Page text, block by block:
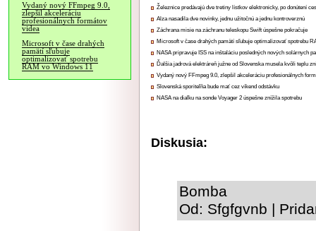
Vydaný nový FFmpeg 9.0,
zlepšil akceleráciu
profesionálnych formátov
videa
Microsoft v čase drahých
pamätí sľubuje
optimalizovať spotrebu
RAM vo Windows 11
Železnice predávajú dve tretiny lístkov elektronicky, po donútení
Alza nasadila dve novinky, jednu užitočnú a jednu kontroverznú
Záchrana misie na záchranu teleskopu Swift úspešne pokračuje
Microsoft v čase drahých pamätí sľubuje optimalizovať spotrebu
NASA pripravuje ISS na inštaláciu posledných nových solárnych
Ďalšia jadrová elektráreň južne od Slovenska musela kvôli teplu
Vydaný nový FFmpeg 9.0, zlepšil akceleráciu profesionálnych
Slovenská sporiteľňa bude mať cez víkend odstávku
NASA na diaľku na sonde Voyager 2 úspešne znížila spotrebu
Diskusia:
Bomba
Od: Sfgfgvnb |